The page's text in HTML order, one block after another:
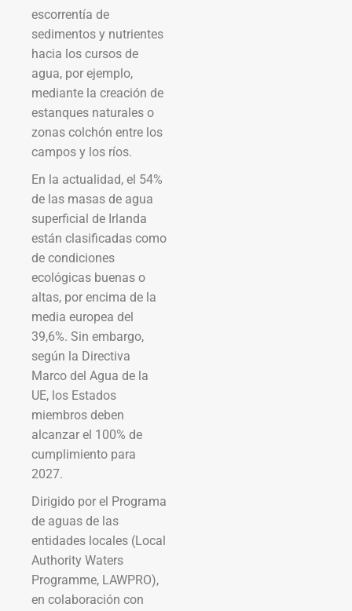
escorrentía de
sedimentos y nutrientes
hacia los cursos de
agua, por ejemplo,
mediante la creación de
estanques naturales o
zonas colchón entre los
campos y los ríos.
En la actualidad, el 54%
de las masas de agua
superficial de Irlanda
están clasificadas como
de condiciones
ecológicas buenas o
altas, por encima de la
media europea del
39,6%. Sin embargo,
según la Directiva
Marco del Agua de la
UE, los Estados
miembros deben
alcanzar el 100% de
cumplimiento para
2027.
Dirigido por el Programa
de aguas de las
entidades locales (Local
Authority Waters
Programme, LAWPRO),
en colaboración con